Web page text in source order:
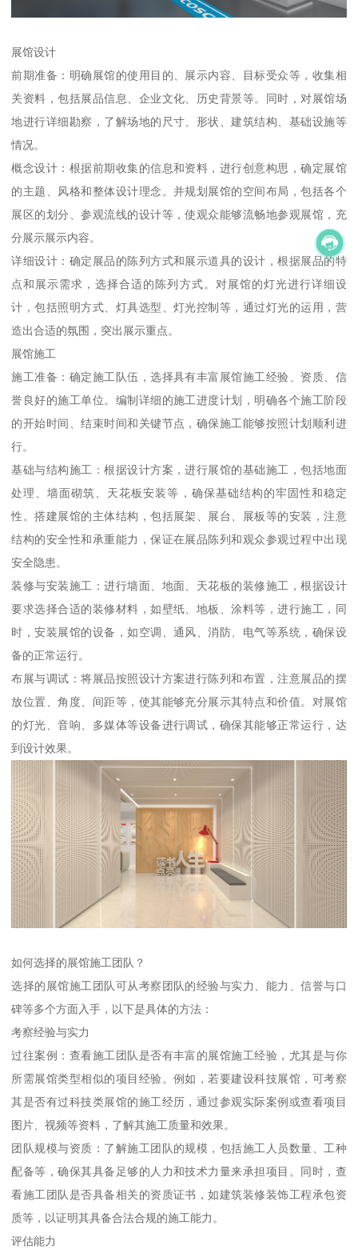
展馆设计
前期准备：明确展馆的使用目的、展示内容、目标受众等，收集相
关资料，包括展品信息、企业文化、历史背景等。同时，对展馆场
地进行详细勘察，了解场地的尺寸、形状、建筑结构、基础设施等
情况。
概念设计：根据前期收集的信息和资料，进行创意构思，确定展馆
的主题、风格和整体设计理念。并规划展馆的空间布局，包括各个
展区的划分、参观流线的设计等，使观众能够流畅地参观展馆，充
分展示展示内容。
详细设计：确定展品的陈列方式和展示道具的设计，根据展品的特
点和展示需求，选择合适的陈列方式。对展馆的灯光进行详细设
计，包括照明方式、灯具选型、灯光控制等，通过灯光的运用，营
造出合适的氛围，突出展示重点。
展馆施工
施工准备：确定施工队伍，选择具有丰富展馆施工经验、资质、信
誉良好的施工单位。编制详细的施工进度计划，明确各个施工阶段
的开始时间、结束时间和关键节点，确保施工能够按照计划顺利进
行。
基础与结构施工：根据设计方案，进行展馆的基础施工，包括地面
处理、墙面砌筑、天花板安装等，确保基础结构的牢固性和稳定
性。搭建展馆的主体结构，包括展架、展台、展板等的安装，注意
结构的安全性和承重能力，保证在展品陈列和观众参观过程中出现
安全隐患。
装修与安装施工：进行墙面、地面、天花板的装修施工，根据设计
要求选择合适的装修材料，如壁纸、地板、涂料等，进行施工，同
时，安装展馆的设备，如空调、通风、消防、电气等系统，确保设
备的正常运行。
布展与调试：将展品按照设计方案进行陈列和布置，注意展品的摆
放位置、角度、间距等，使其能够充分展示其特点和价值。对展馆
的灯光、音响、多媒体等设备进行调试，确保其能够正常运行，达
到设计效果。
如何选择的展馆施工团队？
选择的展馆施工团队可从考察团队的经验与实力、能力、信誉与口
碑等多个方面入手，以下是具体的方法：
考察经验与实力
过往案例：查看施工团队是否有丰富的展馆施工经验，尤其是与你
所需展馆类型相似的项目经验。例如，若要建设科技展馆，可考察
其是否有过科技类展馆的施工经历，通过参观实际案例或查看项目
图片、视频等资料，了解其施工质量和效果。
团队规模与资质：了解施工团队的规模，包括施工人员数量、工种
配备等，确保其具备足够的人力和技术力量来承担项目。同时，查
看施工团队是否具备相关的资质证书，如建筑装修装饰工程承包资
质等，以证明其具备合法合规的施工能力。
评估能力